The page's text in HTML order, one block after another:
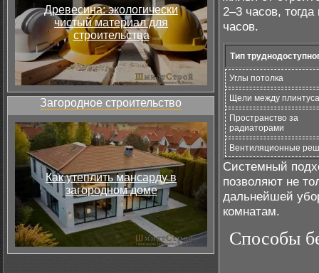
Древесина: экологически
чистый материал для
строительства
Загородное строительство
Как утеплить мансарду в
загородном доме
2–3 часов,
часов.
Тип
Углы потолка
Щели между
Пространство за
радиаторами
Вентиляционные
Системный
позволяют не
дальнейшей
комнатам.
Способы